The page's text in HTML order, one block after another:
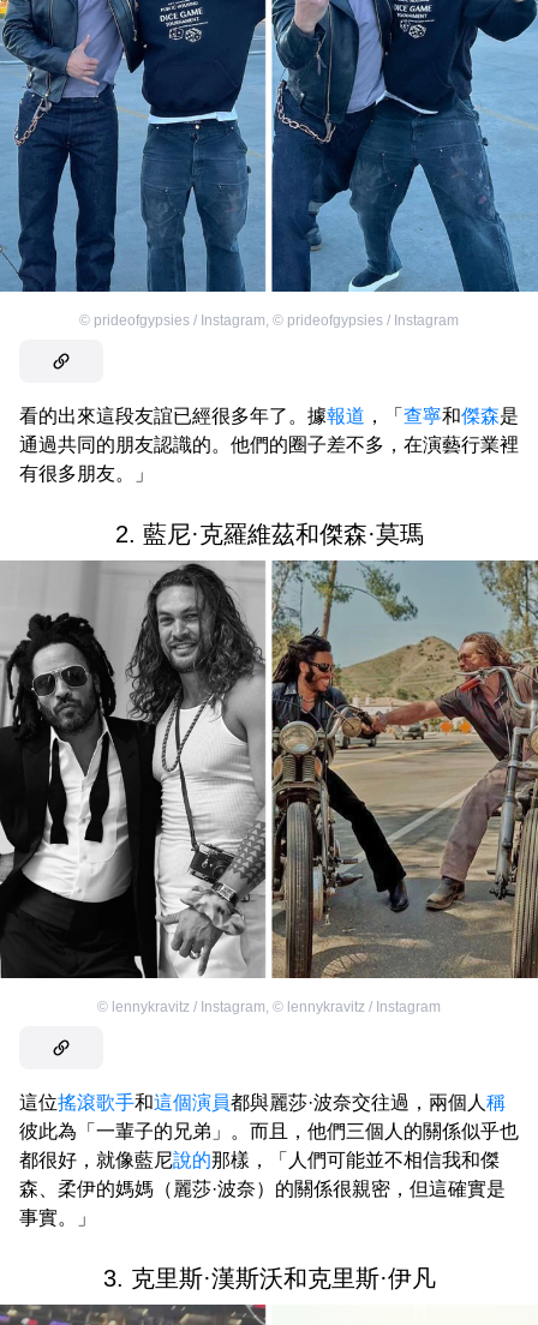
© prideofgypsies / Instagram, © prideofgypsies / Instagram
看的出來這段友誼已經很多年了。據報道 ，「 查寧和傑森是
通過共同的朋友認識的。他們的圈子差不多，在演藝行業裡
有很多朋友。」
2. 藍尼·克羅維茲和傑森·莫瑪
© lennykravitz / Instagram, © lennykravitz / Instagram
這位搖滾歌手和這個演員都與麗莎·波奈交往過，兩個人 稱
彼此為「一輩子的兄弟」。而且，他們三個人的關係似乎也
都很好，就像藍尼說的那樣，「人們可能並不相信我和傑
森、柔伊的媽媽（麗莎·波奈）的關係很親密，但這確實是
事實。」
3. 克里斯·漢斯沃和克里斯·伊凡